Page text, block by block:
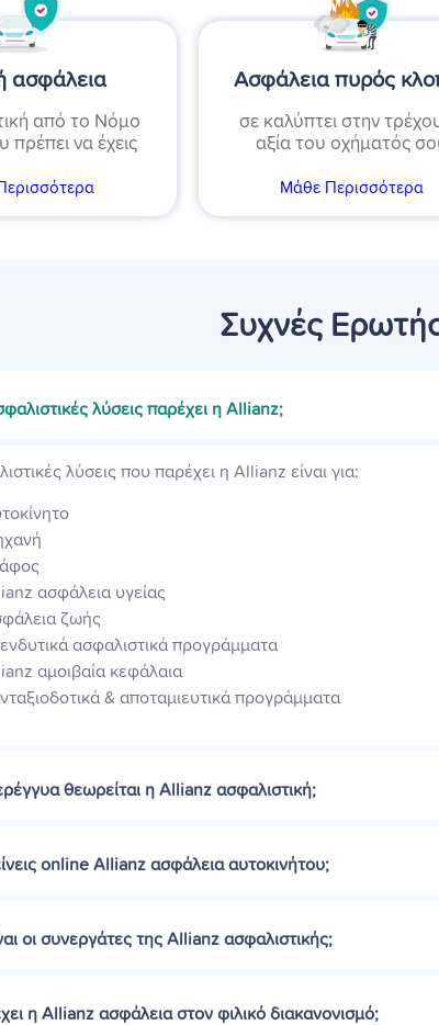
ασφάλεια
από το Νόμο
να έχεις
Ασφάλεια πυρός
σε καλύπτει στην
αξία του οχήματός
Μάθε Περισσότερα
Συχνές
λύσεις παρέχει η Allianz;
λύσεις που παρέχει η Allianz είναι για:
ασφάλεια υγείας
ζωής
ασφαλιστικά προγράμματα
αμοιβαία κεφάλαια
& αποταμιευτικά προγράμματα
θεωρείται η Allianz ασφαλιστική;
online Allianz ασφάλεια αυτοκινήτου;
οι συνεργάτες της Αllianz ασφαλιστικής;
η Allianz ασφάλεια στον φιλικό διακανονισμό;